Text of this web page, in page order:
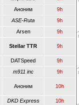
Аноним 9h
ASE-Ruta 9h
Arsen 9h
Stellar TTR 9h
DATSpeed 9h
m911 inc 9h
Аноним 10h
DKD Express 10h